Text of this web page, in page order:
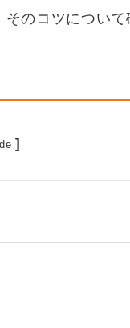
そのコツについ
]